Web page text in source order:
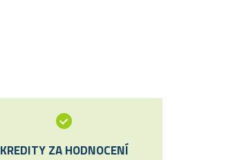
KREDITY ZA HODNOCENÍ